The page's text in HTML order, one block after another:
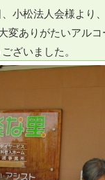
小松法人会様より
変ありがたいアル
ざいました。